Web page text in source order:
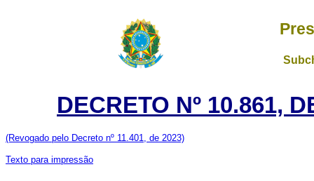
DECRETO Nº 10.861,
(Revogado pelo Decreto nº 11.401, de 2023)
Texto para impressão